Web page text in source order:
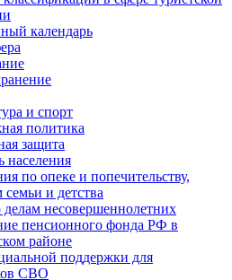
календарь
и спорт
политика
защита
населения
по опеке и попечительству,
семьи и детства
несовершеннолетних
пенсионного фонда РФ в
районе
поддержки для
СВО